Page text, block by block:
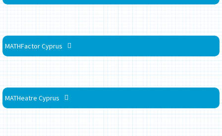
MATHFactor Cyprus
MATHeatre Cyprus